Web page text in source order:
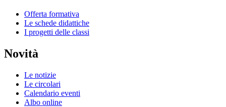
Offerta formativa
Le schede didattiche
I progetti delle classi
Novità
Le notizie
Le circolari
Calendario eventi
Albo online